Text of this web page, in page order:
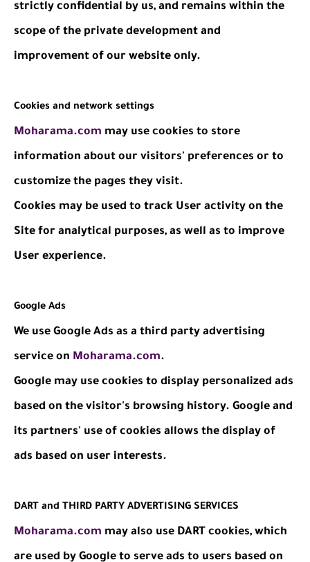
strictly confidential by us, and remains within the
scope of the private development and
improvement of our website only.
Cookies and network settings
Moharama.com may use cookies to store
information about our visitors' preferences or to
customize the pages they visit.
Cookies may be used to track User activity on the
Site for analytical purposes, as well as to improve
User experience.
Google Ads
We use Google Ads as a third party advertising
service on Moharama.com.
Google may use cookies to display personalized ads
based on the visitor's browsing history. Google and
its partners' use of cookies allows the display of
ads based on user interests.
DART and THIRD PARTY ADVERTISING SERVICES
Moharama.com may also use DART cookies, which
are used by Google to serve ads to users based on